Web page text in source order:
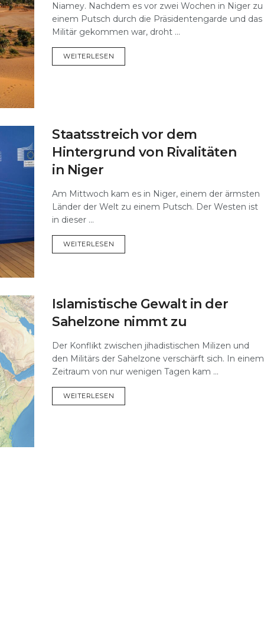
Niamey. Nachdem es vor zwei Wochen in Niger zu
einem Putsch durch die Präsidentengarde und das
Militär gekommen war, droht ...
WEITERLESEN
Staatsstreich vor dem
Hintergrund von Rivalitäten
in Niger
Am Mittwoch kam es in Niger, einem der ärmsten
Länder der Welt zu einem Putsch. Der Westen ist
in dieser ...
WEITERLESEN
Islamistische Gewalt in der
Sahelzone nimmt zu
Der Konflikt zwischen jihadistischen Milizen und
den Militärs der Sahelzone verschärft sich. In einem
Zeitraum von nur wenigen Tagen kam ...
WEITERLESEN